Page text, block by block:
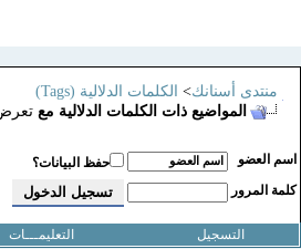
منتدى أسنانك>الكلمات الدلالية (Tags)
المواضيع ذات الكلمات الدلالية مع تعرض
اسم العضو
حفظ البيانات؟
كلمة المرور
التسجيل التعليمـــات